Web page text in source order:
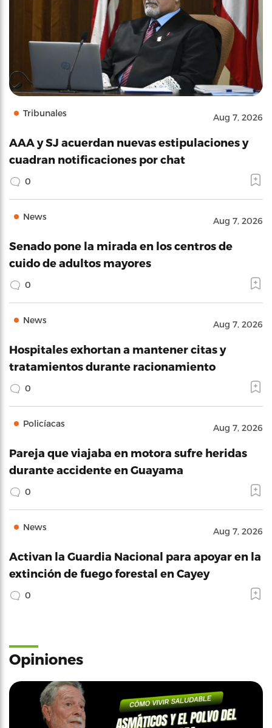
Tribunales Aug 7, 2026
AAA y SJ acuerdan nuevas estipulaciones y
cuadran notificaciones por chat
0
News Aug 7, 2026
Senado pone la mirada en los centros de
cuido de adultos mayores
0
News Aug 7, 2026
Hospitales exhortan a mantener citas y
tratamientos durante racionamiento
0
Policíacas Aug 7, 2026
Pareja que viajaba en motora sufre heridas
durante accidente en Guayama
0
News Aug 7, 2026
Activan la Guardia Nacional para apoyar en la
extinción de fuego forestal en Cayey
0
Opiniones